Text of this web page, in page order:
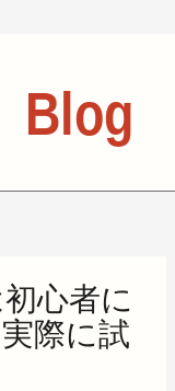
心者に
際に試